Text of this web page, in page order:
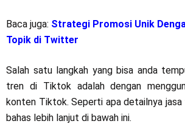
Baca juga: Strategi Promosi Unik
Topik di Twitter
Salah satu langkah yang bisa anda
tren di Tiktok adalah dengan
konten Tiktok. Seperti apa detailnya
bahas lebih lanjut di bawah ini.